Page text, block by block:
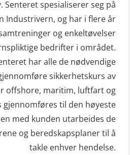
med e-læring
(OSC151)
i beredskap og
for plattformsjefer
repetisjon
repetisjon
for
skip med eLearning
Livbåtfører
8 t – konvensjonell
Mann-Over-Bord
16 t m/mørkekjøring
Senteret spesialiserer seg på
Industrivern, og har i flere år
og enkeltøvelser
bedrifter i området.
har alle de nødvendige
sikkerhetskurs av
offshore, maritim, luftfart og
til den høyeste
med kunden utarbeides de
og beredskapsplaner til å
takle enhver hendelse.